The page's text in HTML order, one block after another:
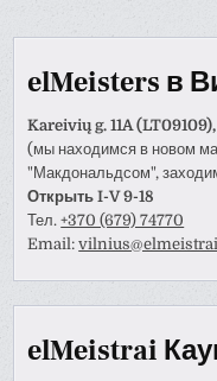
elMeisters в
Kareivių g. 11A
(мы находимся в новом
"Макдональдсом",
Открыть I-V 9-18
Тел.+370 (679) 74770
Email:
elMeistrai